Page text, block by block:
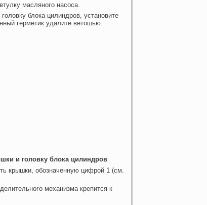
масляного насоса.
блока цилиндров, установите
герметик удалите ветошью.
и головку блока цилиндров
крышки, обозначенную цифрой 1 (см.
механизма крепится к